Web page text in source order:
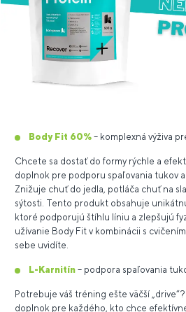
Body Fit 60% – komplexná výživa
Chcete sa dostať do formy rýchle a
doplnok pre podporu spaľovania tukov
Znižuje chuť do jedla, potláča chuť na
sýtosti. Tento produkt obsahuje
ktoré podporujú štíhlu líniu a zlepšujú
užívanie Body Fit v kombinácii s
sebe uvidíte.
L-Karnitín – podpora spaľovania
Potrebuje váš tréning ešte väčší „drive“?
doplnok pre každého, kto chce